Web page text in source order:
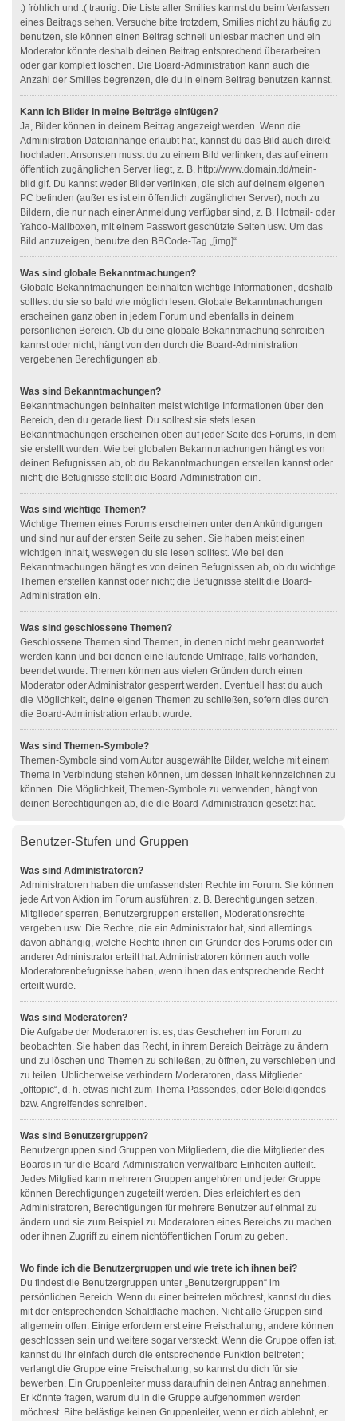
:) fröhlich und :( traurig. Die Liste aller Smilies kannst du beim Verfassen
eines Beitrags sehen. Versuche bitte trotzdem, Smilies nicht zu häufig zu
benutzen, sie können einen Beitrag schnell unlesbar machen und ein
Moderator könnte deshalb deinen Beitrag entsprechend überarbeiten
oder gar komplett löschen. Die Board-Administration kann auch die
Anzahl der Smilies begrenzen, die du in einem Beitrag benutzen kannst.
Kann ich Bilder in meine Beiträge einfügen?
Ja, Bilder können in deinem Beitrag angezeigt werden. Wenn die
Administration Dateianhänge erlaubt hat, kannst du das Bild auch direkt
hochladen. Ansonsten musst du zu einem Bild verlinken, das auf einem
öffentlich zugänglichen Server liegt, z. B. http://www.domain.tld/mein-
bild.gif. Du kannst weder Bilder verlinken, die sich auf deinem eigenen
PC befinden (außer es ist ein öffentlich zugänglicher Server), noch zu
Bildern, die nur nach einer Anmeldung verfügbar sind, z. B. Hotmail- oder
Yahoo-Mailboxen, mit einem Passwort geschützte Seiten usw. Um das
Bild anzuzeigen, benutze den BBCode-Tag „[img]“.
Was sind globale Bekanntmachungen?
Globale Bekanntmachungen beinhalten wichtige Informationen, deshalb
solltest du sie so bald wie möglich lesen. Globale Bekanntmachungen
erscheinen ganz oben in jedem Forum und ebenfalls in deinem
persönlichen Bereich. Ob du eine globale Bekanntmachung schreiben
kannst oder nicht, hängt von den durch die Board-Administration
vergebenen Berechtigungen ab.
Was sind Bekanntmachungen?
Bekanntmachungen beinhalten meist wichtige Informationen über den
Bereich, den du gerade liest. Du solltest sie stets lesen.
Bekanntmachungen erscheinen oben auf jeder Seite des Forums, in dem
sie erstellt wurden. Wie bei globalen Bekanntmachungen hängt es von
deinen Befugnissen ab, ob du Bekanntmachungen erstellen kannst oder
nicht; die Befugnisse stellt die Board-Administration ein.
Was sind wichtige Themen?
Wichtige Themen eines Forums erscheinen unter den Ankündigungen
und sind nur auf der ersten Seite zu sehen. Sie haben meist einen
wichtigen Inhalt, weswegen du sie lesen solltest. Wie bei den
Bekanntmachungen hängt es von deinen Befugnissen ab, ob du wichtige
Themen erstellen kannst oder nicht; die Befugnisse stellt die Board-
Administration ein.
Was sind geschlossene Themen?
Geschlossene Themen sind Themen, in denen nicht mehr geantwortet
werden kann und bei denen eine laufende Umfrage, falls vorhanden,
beendet wurde. Themen können aus vielen Gründen durch einen
Moderator oder Administrator gesperrt werden. Eventuell hast du auch
die Möglichkeit, deine eigenen Themen zu schließen, sofern dies durch
die Board-Administration erlaubt wurde.
Was sind Themen-Symbole?
Themen-Symbole sind vom Autor ausgewählte Bilder, welche mit einem
Thema in Verbindung stehen können, um dessen Inhalt kennzeichnen zu
können. Die Möglichkeit, Themen-Symbole zu verwenden, hängt von
deinen Berechtigungen ab, die die Board-Administration gesetzt hat.
Benutzer-Stufen und Gruppen
Was sind Administratoren?
Administratoren haben die umfassendsten Rechte im Forum. Sie können
jede Art von Aktion im Forum ausführen; z. B. Berechtigungen setzen,
Mitglieder sperren, Benutzergruppen erstellen, Moderationsrechte
vergeben usw. Die Rechte, die ein Administrator hat, sind allerdings
davon abhängig, welche Rechte ihnen ein Gründer des Forums oder ein
anderer Administrator erteilt hat. Administratoren können auch volle
Moderatorenbefugnisse haben, wenn ihnen das entsprechende Recht
erteilt wurde.
Was sind Moderatoren?
Die Aufgabe der Moderatoren ist es, das Geschehen im Forum zu
beobachten. Sie haben das Recht, in ihrem Bereich Beiträge zu ändern
und zu löschen und Themen zu schließen, zu öffnen, zu verschieben und
zu teilen. Üblicherweise verhindern Moderatoren, dass Mitglieder
„offtopic“, d. h. etwas nicht zum Thema Passendes, oder Beleidigendes
bzw. Angreifendes schreiben.
Was sind Benutzergruppen?
Benutzergruppen sind Gruppen von Mitgliedern, die die Mitglieder des
Boards in für die Board-Administration verwaltbare Einheiten aufteilt.
Jedes Mitglied kann mehreren Gruppen angehören und jeder Gruppe
können Berechtigungen zugeteilt werden. Dies erleichtert es den
Administratoren, Berechtigungen für mehrere Benutzer auf einmal zu
ändern und sie zum Beispiel zu Moderatoren eines Bereichs zu machen
oder ihnen Zugriff zu einem nichtöffentlichen Forum zu geben.
Wo finde ich die Benutzergruppen und wie trete ich ihnen bei?
Du findest die Benutzergruppen unter „Benutzergruppen“ im
persönlichen Bereich. Wenn du einer beitreten möchtest, kannst du dies
mit der entsprechenden Schaltfläche machen. Nicht alle Gruppen sind
allgemein offen. Einige erfordern erst eine Freischaltung, andere können
geschlossen sein und weitere sogar versteckt. Wenn die Gruppe offen ist,
kannst du ihr einfach durch die entsprechende Funktion beitreten;
verlangt die Gruppe eine Freischaltung, so kannst du dich für sie
bewerben. Ein Gruppenleiter muss daraufhin deinen Antrag annehmen.
Er könnte fragen, warum du in die Gruppe aufgenommen werden
möchtest. Bitte belästige keinen Gruppenleiter, wenn er dich ablehnt, er